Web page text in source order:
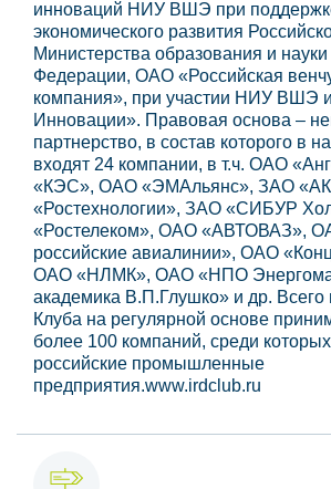
инноваций НИУ ВШЭ при
экономического развития
Министерства образования и
Федерации, ОАО «Российская
компания», при участии НИУ ВШЭ
Инновации». Правовая основа –
партнерство, в состав которого в
входят 24 компании, в т.ч. ОАО
«КЭС», ОАО «ЭМАльянс», ЗАО «АК
«Ростехнологии», ЗАО «СИБУР
«Ростелеком», ОАО «АВТОВАЗ»,
российские авиалинии», ОАО
ОАО «НЛМК», ОАО «НПО
академика В.П.Глушко» и др. Всего
Клуба на регулярной основе
более 100 компаний, среди
российские промышленные
предприятия.www.irdclub.ru